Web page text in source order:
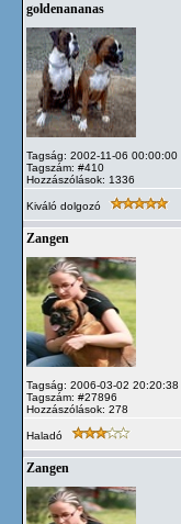
goldenananas
Tagság: 2002-11-06 00:00:00
Tagszám: #410
Hozzászólások: 1336
Kiváló dolgozó
Zangen
Tagság: 2006-03-02 20:20:38
Tagszám: #27896
Hozzászólások: 278
Haladó
Zangen